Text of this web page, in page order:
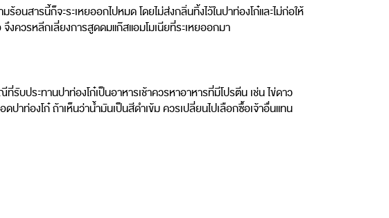
นสารนี้ก็จะระเหยออกไปหมด โดยไม่ส่งกลิ่นทิ้งไว้ในปาท่องโก๋และไม่ก่อให้
งควรหลีกเลี่ยงการสูดดมแก๊สแอมโมเนียที่ระเหยออกมา
บประทานปาท่องโก๋เป็นอาหารเช้าควรหาอาหารที่มีโปรตีน เช่น ไข่ดาว
าท่องโก๋ ถ้าเห็นว่าน้ำมันเป็นสีดำเข้ม ควรเปลี่ยนไปเลือกซื้อเจ้าอื่นแทน